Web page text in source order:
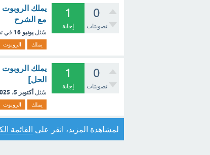
0
تصويتات
1
إجابة
مع الشرح
سُئل يونيو 16 في
يملك الروبوت
0
تصويتات
1
إجابة
الحل]
سُئل أكتوبر 5، 2025
يملك الروبوت
لمشاهدة المزيد، انقر على القائمة